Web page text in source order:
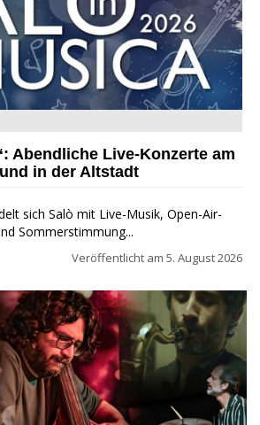
Abendliche Live-Konzerte am
in der Altstadt
sich Salò mit Live-Musik, Open-Air-
Sommerstimmung...
Veröffentlicht am 5. August 2026